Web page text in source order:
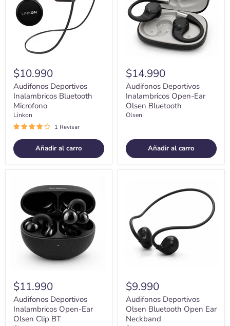
$10.990
Audifonos Deportivos
Inalambricos Bluetooth
Microfono
Linkon
1 Revisar
Añadir al carro
Olsen
Bluetooth
$14.990
Audifonos Deportivos
Inalambricos Open-Ear
Olsen Bluetooth
Olsen
Añadir al carro
Deportivos
Inalambricos
Open-
Olsen
Clip
$11.990
Audifonos Deportivos
Inalambricos Open-Ear
Olsen Clip BT
Bluetooth
Open
Ear
Neckband
$9.990
Audifonos Deportivos
Olsen Bluetooth Open Ear
Neckband